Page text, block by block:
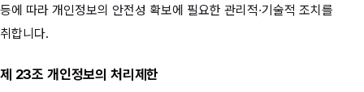
등에 따라 개인정보의 안전성 확보에 필요한 관리적∙기술적 조치를
취합니다.
제 23조 개인정보의 처리제한